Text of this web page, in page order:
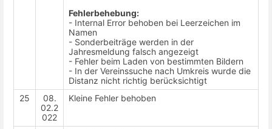
Fehlerbehebung:
- Internal Error behoben bei Leerzeichen im
Namen
- Sonderbeiträge werden in der
Jahresmeldung falsch angezeigt
- Fehler beim Laden von bestimmten Bildern
- In der Vereinssuche nach Umkreis wurde die
Distanz nicht richtig berücksichtigt
25
08.
02.2
022
Kleine Fehler behoben